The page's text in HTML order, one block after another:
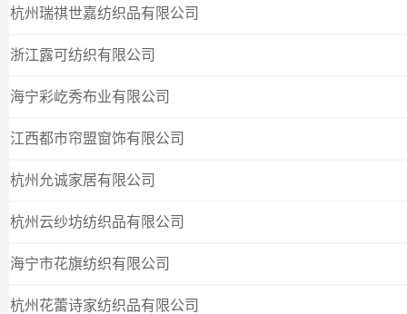
杭州瑞祺世嘉纺织品有限公司
浙江露可纺织有限公司
海宁彩屹秀布业有限公司
江西都市帘盟窗饰有限公司
杭州允诚家居有限公司
杭州云纱坊纺织品有限公司
海宁市花旗纺织有限公司
杭州花蕾诗家纺织品有限公司